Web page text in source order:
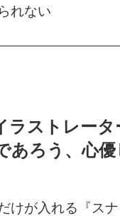
れない
ラストレー
あろう、心
けが入れる『スナ